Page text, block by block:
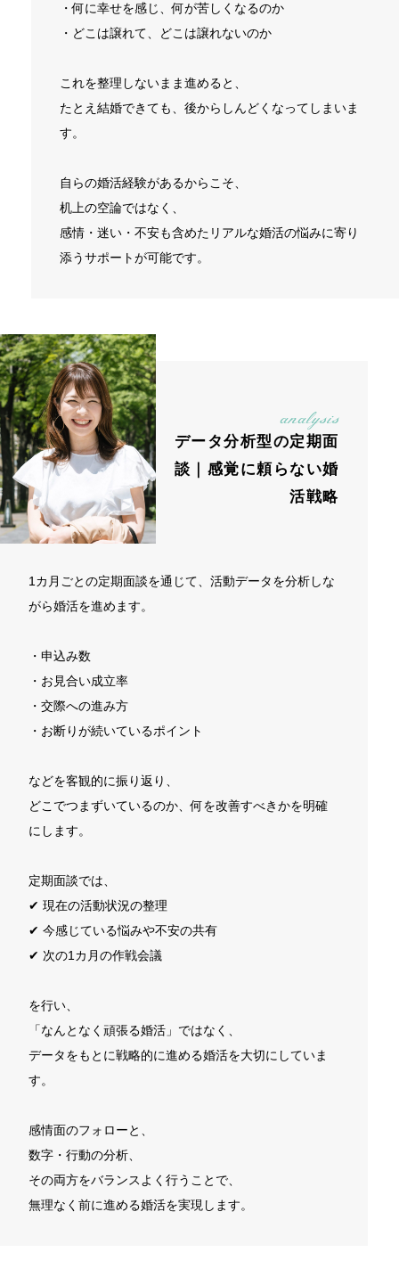
・何に幸せを感じ、何が苦しくなるのか
・どこは譲れて、どこは譲れないのか
これを整理しないまま進めると、
たとえ結婚できても、後からしんどくなってしまいま
す。
自らの婚活経験があるからこそ、
机上の空論ではなく、
感情・迷い・不安も含めたリアルな婚活の悩みに寄り
添うサポートが可能です。
analysis
データ分析型の定期面
談｜感覚に頼らない婚
活戦略
1カ月ごとの定期面談を通じて、活動データを分析しな
がら婚活を進めます。
・申込み数
・お見合い成立率
・交際への進み方
・お断りが続いているポイント
などを客観的に振り返り、
どこでつまずいているのか、何を改善すべきかを明確
にします。
定期面談では、
✔ 現在の活動状況の整理
✔ 今感じている悩みや不安の共有
✔ 次の1カ月の作戦会議
を行い、
「なんとなく頑張る婚活」ではなく、
データをもとに戦略的に進める婚活を大切にしていま
す。
感情面のフォローと、
数字・行動の分析、
その両方をバランスよく行うことで、
無理なく前に進める婚活を実現します。